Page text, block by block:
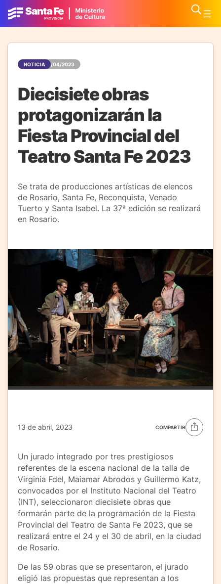
NOTICIA 13/04/2023
Diecisiete obras
protagonizarán la
Fiesta Provincial del
Teatro Santa Fe 2023
Se trata de producciones artísticas de elencos
de Rosario, Santa Fe, Reconquista, Venado
Tuerto y Santa Isabel. La 37ª edición se realizará
en Rosario.
13 de abril, 2023 COMPARTIR
Un jurado integrado por tres prestigiosos
referentes de la escena nacional de la talla de
Virginia Fdel, Maiamar Abrodos y Guillermo Katz,
convocados por el Instituto Nacional del Teatro
(INT), seleccionaron diecisiete obras que
formarán parte de la programación de la Fiesta
Provincial del Teatro de Santa Fe 2023, que se
realizará entre el 24 y el 30 de abril, en la ciudad
de Rosario.
De las 59 obras que se presentaron, el jurado
eligió las propuestas que representan a los